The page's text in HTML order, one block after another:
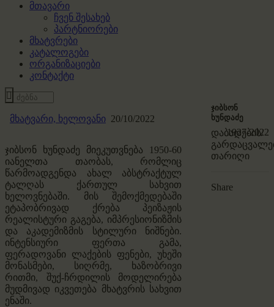
მთავარი
ჩვენ შესახებ
პარტნიორები
მხატვრები
კატალოგები
ორგანიზაციები
კონტაქტი
მხატვარი, ხელოვანი 20/10/2022
ჯიბსონ ხუნდაძე მიეკუთვნება 1950-60
იანელთა თაობას, რომლიც
წარმოადგენდა ახალ აბსტრაქტულ
ტალღას ქართულ სახვით
ხელოვნებაში. მის შემოქმედებაში
ეტაპობრივად ქრება პეიზაჟის
რეალისტური გაგება, იმპრესიონიზმის
და აკადემიზმის სტილური ნიშნები.
ინტენსიური ფერთა გამა,
ფერადოვანი ლაქების ფენები, უხეში
მონასმები, სიღრმე, ხაზობრივი
რითმი, შუქ-ჩრდილის მოდელირება
მუდმივად იკვეთება მხატვრის სახვით
ენაში.
ჯიბსონ
ხუნდაძე
დაბადების/
თარიღი
1927-2022
Share